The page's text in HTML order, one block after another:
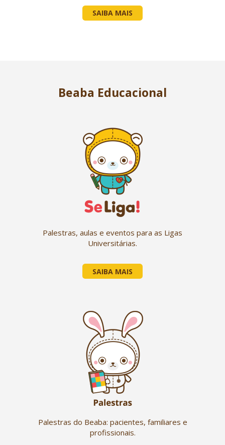
SAIBA MAIS
Beaba Educacional
Palestras, aulas e eventos para as Ligas
Universitárias.
SAIBA MAIS
Palestras do Beaba: pacientes, familiares e
profissionais.